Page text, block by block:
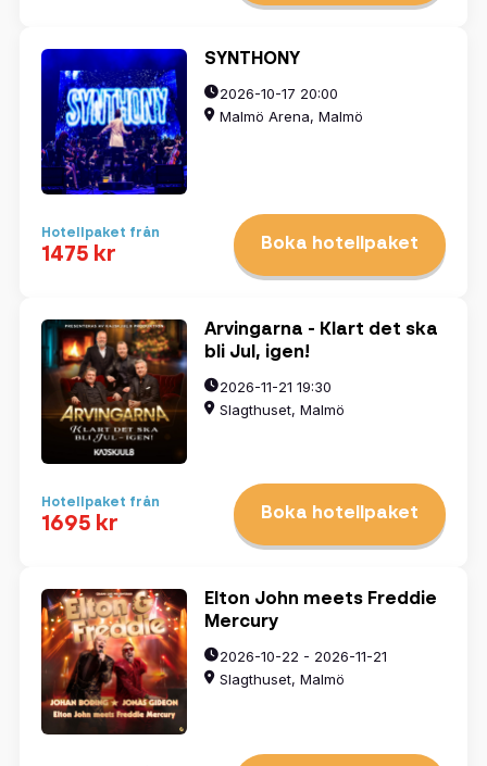
SYNTHONY
2026-10-17 20:00
Malmö Arena, Malmö
Hotellpaket från
1475 kr Boka hotellpaket
Arvingarna - Klart det ska
bli Jul, igen!
2026-11-21 19:30
Slagthuset, Malmö
Hotellpaket från
1695 kr Boka hotellpaket
Elton John meets Freddie
Mercury
2026-10-22 - 2026-11-21
Slagthuset, Malmö